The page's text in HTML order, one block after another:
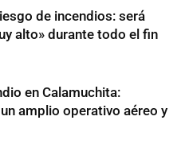
de incendios: será
alto» durante todo el fin
en Calamuchita:
amplio operativo aéreo y